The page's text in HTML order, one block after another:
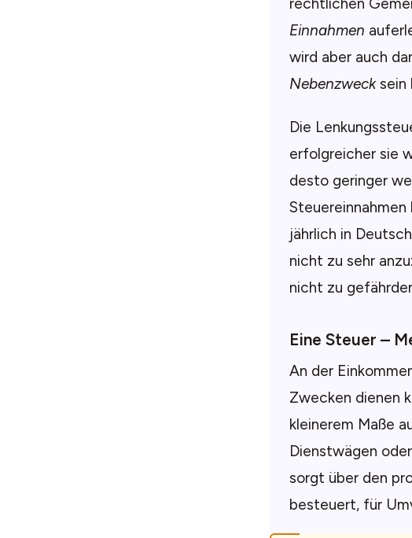
Einnahmen
wird aber auch
Nebenzwecksein
Die
erfolgreicher sie
desto geringer
jährlich in
nicht zu sehr
nicht zu
Eine Steuer –
An der
Zwecken dienen
kleinerem Maße
Dienstwägen
sorgt über den
besteuert, für